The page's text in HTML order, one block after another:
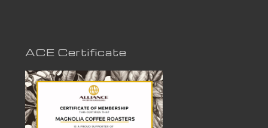
ACE Certificate